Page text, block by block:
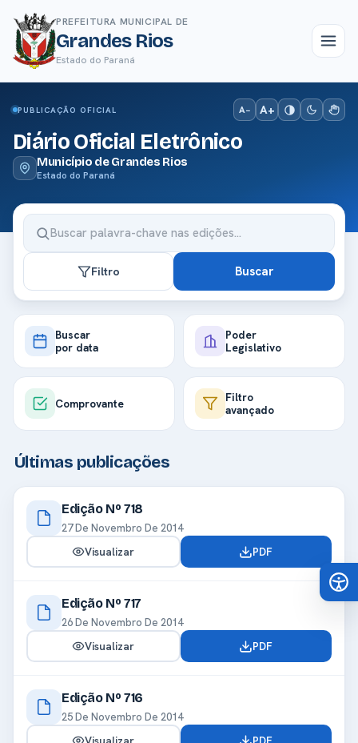
PREFEITURA MUNICIPAL DE
Grandes Rios
Estado do Paraná
PUBLICAÇÃO OFICIAL A− A+
Diário Oficial Eletrônico
Município de Grandes Rios
Estado do Paraná
Filtro Buscar
Buscar
por data
Poder
Legislativo
Comprovante
Filtro
avançado
Últimas publicações
Edição Nº 718
27 De Novembro De 2014
Visualizar PDF
Edição Nº 717
26 De Novembro De 2014
Visualizar PDF
Edição Nº 716
25 De Novembro De 2014